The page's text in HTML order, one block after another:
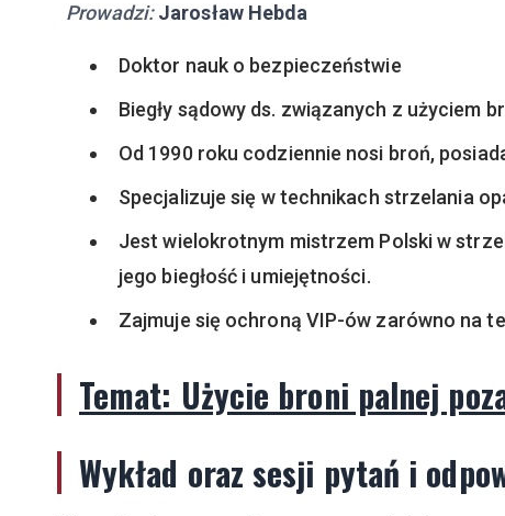
Prowadzi: Jarosław Hebda
Doktor nauk o bezpieczeństwie
Biegły sądowy ds. związanych z użyciem
Od 1990 roku codziennie nosi broń,
Specjalizuje się w technikach strzelania
Jest wielokrotnym mistrzem Polski w
jego biegłość i umiejętności.
Zajmuje się ochroną VIP-ów zarówno na
Temat: Użycie broni palnej
Wykład oraz sesji pytań i